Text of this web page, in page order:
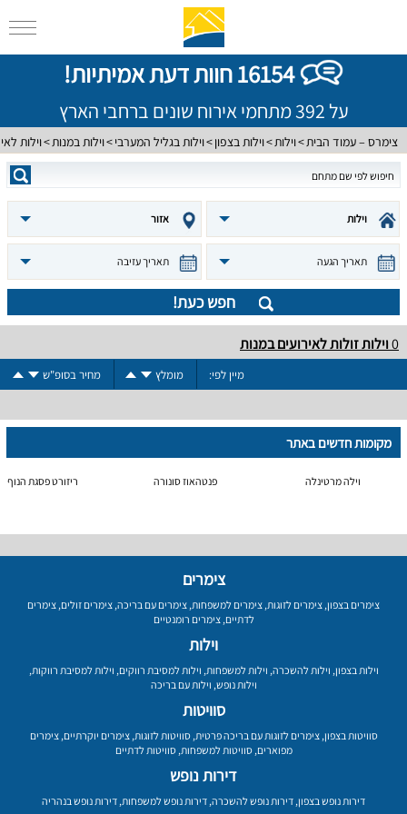
16154 חוות דעת אמיתיות!
על 392 מתחמי אירוח שונים ברחבי הארץ
צימרס – עמוד הבית וילות וילות בצפון וילות בגליל המערבי וילות במנות וילות
וילות אזור
תאריך הגעה תאריך עזיבה
חפש כעת!
0וילות זולות לאירועים במנות
מיין לפי: מומלץ מחיר בסופ"ש
מקומות חדשים באתר
וילה מרטינלה פנטהאוז סונורה ריזורט פסגת הנוף
צימרים
צימרים בצפון, צימרים לזוגות, צימרים למשפחות, צימרים עם בריכה, צימרים זולים, צימרים
לדתיים,צימרים רומנטיים
וילות
וילות בצפון, וילות להשכרה, וילות למשפחות, וילות למסיבת רווקים, וילות למסיבת רווקות,
וילות נופש, וילות עם בריכה
סוויטות
סוויטות בצפון,צימרים לזוגות עם בריכה פרטית,סוויטות לזוגות,צימרים יוקרתיים,צימרים
מפוארים,סוויטות למשפחות,סוויטות לדתיים
דירות נופש
דירות נופש בצפון, דירות נופש להשכרה, דירות נופש למשפחות, דירות נופש בנהריה